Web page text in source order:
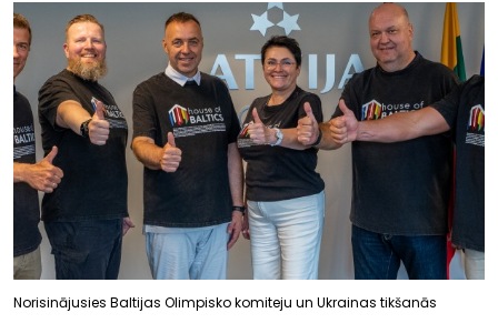
Norisinājusies Baltijas Olimpisko komiteju un Ukrainas tikšanās